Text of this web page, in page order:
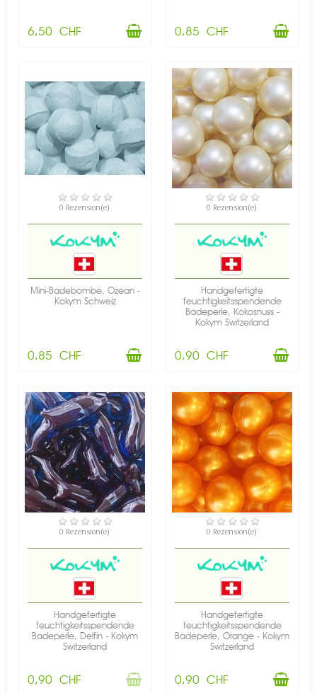
6,50 CHF 0,85 CHF
VERFÜGBAR
0 Rezension(e)
Mini-Badebombe, Ozean -
Kokym Schweiz
0,85 CHF
VERFÜGBAR
0 Rezension(e)
Handgefertigte
feuchtigkeitsspendende
Badeperle, Kokosnuss -
Kokym Switzerland
0,90 CHF
NICHT AUF LAGER
0 Rezension(e)
Handgefertigte
feuchtigkeitsspendende
Badeperle, Delfin - Kokym
Switzerland
0,90 CHF
VERFÜGBAR
0 Rezension(e)
Handgefertigte
feuchtigkeitsspendende
Badeperle, Orange - Kokym
Switzerland
0,90 CHF